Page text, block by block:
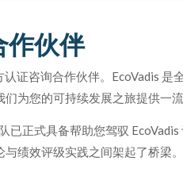
作伙伴
证咨询合作伙伴。EcoVadis 是
为您的可持续发展之旅提供一流
已正式具备帮助您驾驭
绩效评级实践之间架起了桥梁。